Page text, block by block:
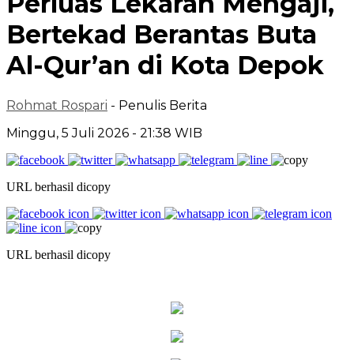
Bertekad Berantas Buta
Al-Qur’an di Kota Depok
Rohmat Rospari - Penulis Berita
Minggu, 5 Juli 2026 - 21:38 WIB
URL berhasil dicopy
URL berhasil dicopy